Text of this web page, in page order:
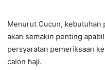
Menurut Cucun, kebutuhan
akan semakin penting
persyaratan pemeriksaan
calon haji.